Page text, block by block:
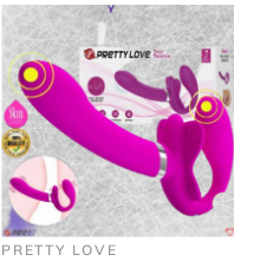
PRETTY LOVE